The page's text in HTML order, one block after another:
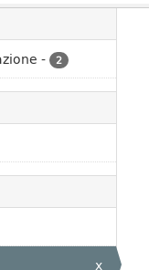
- 2
x